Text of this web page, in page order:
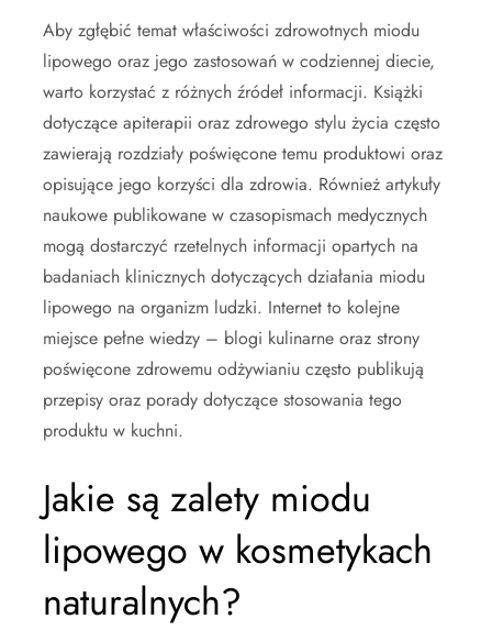
Aby zgłębić temat właściwości zdrowotnych miodu
lipowego oraz jego zastosowań w codziennej diecie,
warto korzystać z różnych źródeł informacji. Książki
dotyczące apiterapii oraz zdrowego stylu życia często
zawierają rozdziały poświęcone temu produktowi oraz
opisujące jego korzyści dla zdrowia. Również artykuły
naukowe publikowane w czasopismach medycznych
mogą dostarczyć rzetelnych informacji opartych na
badaniach klinicznych dotyczących działania miodu
lipowego na organizm ludzki. Internet to kolejne
miejsce pełne wiedzy – blogi kulinarne oraz strony
poświęcone zdrowemu odżywianiu często publikują
przepisy oraz porady dotyczące stosowania tego
produktu w kuchni.
Jakie są zalety miodu
lipowego w kosmetykach
naturalnych?